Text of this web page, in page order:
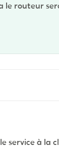
le routeur
service à la